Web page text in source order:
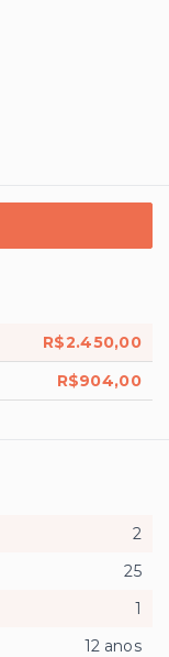
R$2.450,00
R$904,00
2
25
1
12 anos